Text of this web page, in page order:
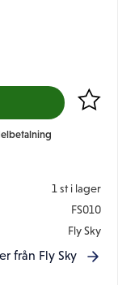
Lägg
1 st i lager
FS010
Fly Sky
från Fly Sky